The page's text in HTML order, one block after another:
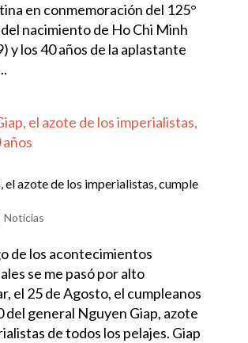
en conmemoración del 125°
nacimiento de Ho Chi Minh
y los 40 años de la aplastante
el azote de los imperialistas, cumple
Noticias
de los acontecimientos
se me pasó por alto
el 25 de Agosto, el cumpleanos
del general Nguyen Giap, azote
de todos los pelajes. Giap